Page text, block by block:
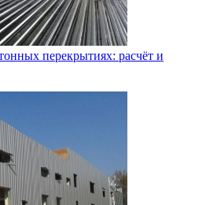
перекрытиях: расчёт и